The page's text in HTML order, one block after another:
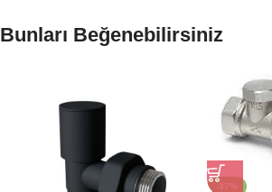
Bunları Beğenebilirsiniz
-37%